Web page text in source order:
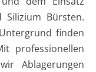
Silizium Bürsten.
finden
professionellen
Ablagerungen